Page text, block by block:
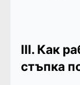
III. Как
стъпка